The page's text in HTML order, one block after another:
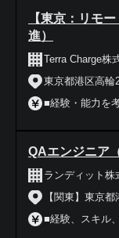
【東京：リモ
進）
Terra Charge株
東京都港区高
■経験・能力を
QAエンジニア
ランディット株
【関東】東京
■経験、スキル